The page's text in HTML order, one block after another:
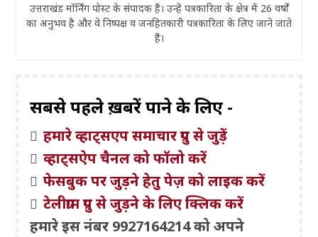
उत्तराखंड मॉर्निंग पोस्ट के संपादक हैं। उन्हें पत्रकारिता के क्षेत्र में 26 वर्षों
का अनुभव है और वे निष्पक्ष व जनहितकारी पत्रकारिता के लिए जाने जाते
हैं।
सबसे पहले ख़बरें पाने के लिए -
हमारे व्हाट्सएप समाचार ग्रुप से जुड़ें
व्हाट्सऐप चैनल को फॉलो करें
फेसबुक पर जुड़ने हेतु पेज़ को लाइक करें
टेलीग्राम ग्रुप से जुड़ने के लिए क्लिक करें
हमारे इस नंबर 9927164214 को अपने